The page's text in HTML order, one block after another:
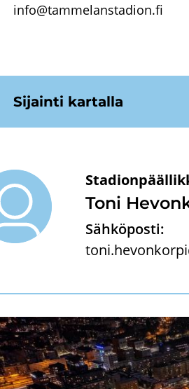
info@tam­me­lans­ta­dion.fi
Si­jain­ti kar­tal­la
Toni
Sähköposti: